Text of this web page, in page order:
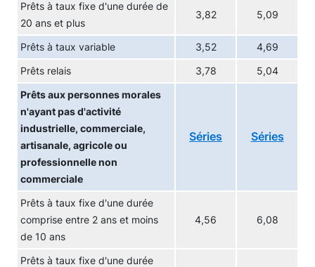
Prêts à taux fixe d'une durée de
20 ans et plus
3,82 5,09
Prêts à taux variable 3,52 4,69
Prêts relais 3,78 5,04
Prêts aux personnes morales
n'ayant pas d'activité
industrielle, commerciale,
artisanale, agricole ou
professionnelle non
commerciale
Séries Séries
Prêts à taux fixe d'une durée
comprise entre 2 ans et moins
de 10 ans
4,56 6,08
Prêts à taux fixe d'une durée